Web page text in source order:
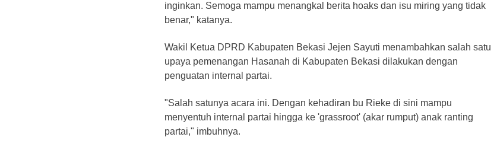
inginkan. Semoga mampu menangkal berita hoaks dan isu miring yang tidak
benar," katanya.
Wakil Ketua DPRD Kabupaten Bekasi Jejen Sayuti menambahkan salah satu
upaya pemenangan Hasanah di Kabupaten Bekasi dilakukan dengan
penguatan internal partai.
"Salah satunya acara ini. Dengan kehadiran bu Rieke di sini mampu
menyentuh internal partai hingga ke 'grassroot' (akar rumput) anak ranting
partai," imbuhnya.